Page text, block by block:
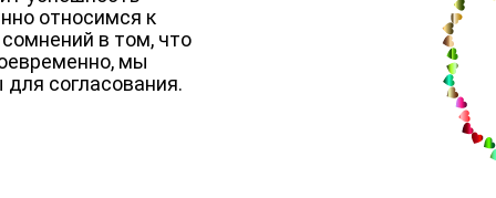
относимся к
в том, что
мы
согласования.